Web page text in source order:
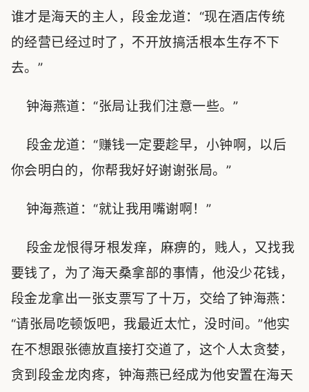
谁才是海天的主人，段金龙道：“现在酒店传统
的经营已经过时了，不开放搞活根本生存不下
去。”
钟海燕道：“张局让我们注意一些。”
段金龙道：“赚钱一定要趁早，小钟啊，以后
你会明白的，你帮我好好谢谢张局。”
钟海燕道：“就让我用嘴谢啊！”
段金龙恨得牙根发痒，麻痹的，贱人，又找我
要钱了，为了海天桑拿部的事情，他没少花钱，
段金龙拿出一张支票写了十万，交给了钟海燕：
“请张局吃顿饭吧，我最近太忙，没时间。”他实
在不想跟张德放直接打交道了，这个人太贪婪，
贪到段金龙肉疼，钟海燕已经成为他安置在海天